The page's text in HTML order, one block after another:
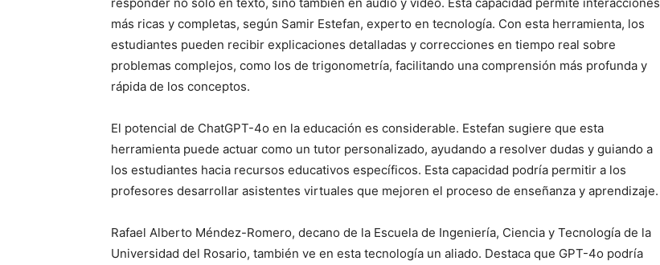
más ricas y completas, según Samir Estefan, experto en tecnología. Con esta herramienta, los
estudiantes pueden recibir explicaciones detalladas y correcciones en tiempo real sobre
problemas complejos, como los de trigonometría, facilitando una comprensión más profunda y
rápida de los conceptos.
El potencial de ChatGPT-4o en la educación es considerable. Estefan sugiere que esta
herramienta puede actuar como un tutor personalizado, ayudando a resolver dudas y guiando a
los estudiantes hacia recursos educativos específicos. Esta capacidad podría permitir a los
profesores desarrollar asistentes virtuales que mejoren el proceso de enseñanza y aprendizaje.
Rafael Alberto Méndez-Romero, decano de la Escuela de Ingeniería, Ciencia y Tecnología de la
Universidad del Rosario, también ve en esta tecnología un aliado. Destaca que GPT-4o podría